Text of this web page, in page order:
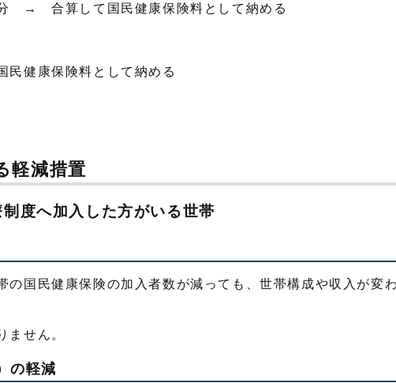
分 → 合算して国民健康保険料として納める
→ 国民健康保険料として納める
る
軽減措置
度へ加入した方がいる世帯
の国民健康保険の加入者数が減っても、世帯構成や収入が変
ません。
の軽減